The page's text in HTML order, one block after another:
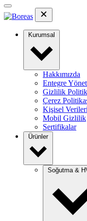
Kurumsal
Hakkımızda
Entegre
Gizlilik
Çerez
Kişisel
Mobil Gizlilik
Sertifikalar
Ürünler
Soğutma &